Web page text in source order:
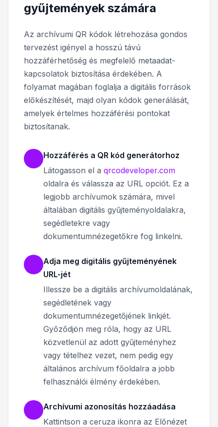
gyűjtemények számára
Az archívumi QR kódok létrehozása gondos
tervezést igényel a hosszú távú
hozzáférhetőség és megfelelő metaadat-
kapcsolatok biztosítása érdekében. A
folyamat magában foglalja a digitális források
előkészítését, majd olyan kódok generálását,
amelyek értelmes hozzáférési pontokat
biztosítanak.
Hozzáférés a QR kód generátorhoz
Látogasson el a qrcodeveloper.com
oldalra és válassza az URL opciót. Ez a
legjobb archívumok számára, mivel
általában digitális gyűjteményoldalakra,
segédletekre vagy
dokumentumnézegetőkre fog linkelni.
Adja meg digitális gyűjteményének
URL-jét
Illessze be a digitális archívumoldalának,
segédletének vagy
dokumentumnézegetőjének linkjét.
Győződjön meg róla, hogy az URL
közvetlenül az adott gyűjteményhez
vagy tételhez vezet, nem pedig egy
általános archívum főoldalra a jobb
felhasználói élmény érdekében.
Archívumi azonosítás hozzáadása
Kattintson a ceruza ikonra az Előnézet